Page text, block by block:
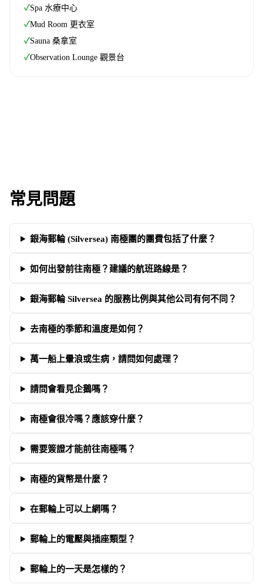
✓Spa 水療中心
✓Mud Room 更衣室
✓Sauna 桑拿室
✓Observation Lounge 觀景台
常見問題
銀海郵輪 (Silversea) 南極團的團費包括了什麼？
如何出發前往南極？建議的航班路線是？
銀海郵輪 Silversea 的服務比例與其他公司有何不同？
去南極的季節和溫度是如何？
萬一船上暈浪或生病，請問如何處理？
請問會看見企鵝嗎？
南極會很冷嗎？應該穿什麼？
需要簽證才能前往南極嗎？
南極的貨幣是什麼？
在郵輪上可以上網嗎？
郵輪上的電壓與插座類型？
郵輪上的一天是怎樣的？